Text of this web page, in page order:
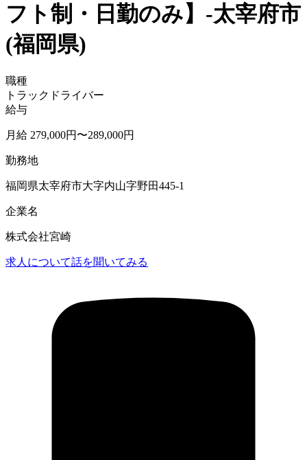
フト制・日勤のみ】-太宰府市
(福岡県)
職種
トラックドライバー
給与
月給 279,000円〜289,000円
勤務地
福岡県太宰府市大字内山字野田445-1
企業名
株式会社宮崎
求人について話を聞いてみる